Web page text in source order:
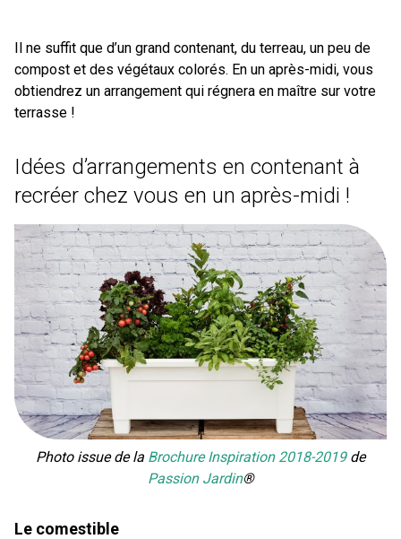
Il ne suffit que d’un grand contenant, du terreau, un peu de
compost et des végétaux colorés. En un après-midi, vous
obtiendrez un arrangement qui régnera en maître sur votre
terrasse !
Idées d’arrangements en contenant à
recréer chez vous en un après-midi !
Photo issue de la Brochure Inspiration 2018-2019de
Passion Jardin®
Le comestible